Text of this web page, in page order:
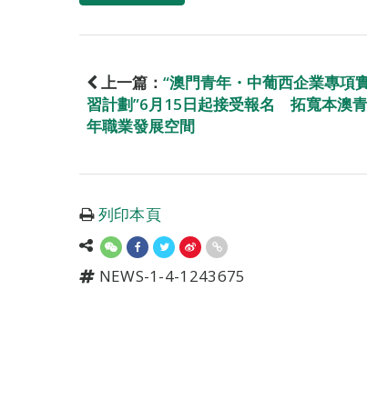
上一篇： “澳門青年・中葡西企業專項
習計劃”6月15日起接受報名 拓寬本澳青
年職業發展空間
列印本頁
NEWS-1-4-1243675